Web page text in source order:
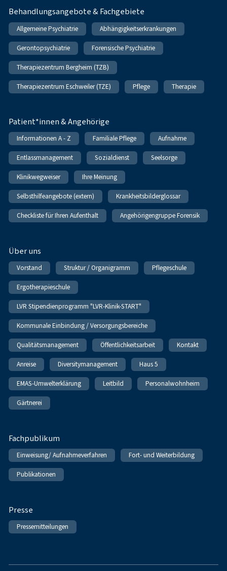
Behandlungsangebote & Fachgebiete
Allgemeine Psychiatrie Abhängigkeitserkrankungen
Gerontopsychiatrie Forensische Psychiatrie
Therapiezentrum Bergheim (TZB)
Therapiezentrum Eschweiler (TZE) Pflege Therapie
Patient*innen & Angehörige
Informationen A - Z Familiale Pflege Aufnahme
Entlassmanagement Sozialdienst Seelsorge
Klinikwegweiser Ihre Meinung
Selbsthilfeangebote (extern) Krankheitsbilderglossar
Checkliste für Ihren Aufenthalt Angehörigengruppe Forensik
Über uns
Vorstand Struktur / Organigramm Pflegeschule
Ergotherapieschule
LVR Stipendienprogramm "LVR-Klinik-START"
Kommunale Einbindung / Versorgungsbereiche
Qualitätsmanagement Öffentlichkeitsarbeit Kontakt
Anreise Diversitymanagement Haus 5
EMAS-Umwelterklärung Leitbild Personalwohnheim
Gärtnerei
Fachpublikum
Einweisung/ Aufnahmeverfahren Fort- und Weiterbildung
Publikationen
Presse
Pressemitteilungen